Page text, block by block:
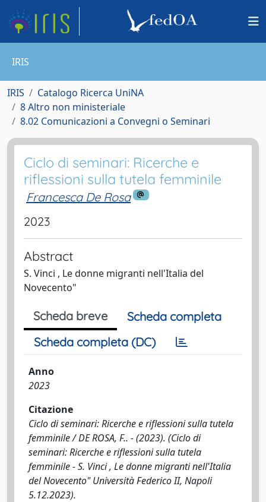
IRIS
IRIS
Catalogo Ricerca UniNA
8 Altro non ministeriale
8.02 Comunicazioni a Convegni o Seminari
Ciclo di seminari: Ricerche e
riflessioni sulla tutela femminile
Francesca De Rosa
2023
Abstract
S. Vinci , Le donne migranti nell'Italia del
Novecento"
Scheda breve
Scheda completa
Scheda completa (DC)
Anno
2023
Citazione
Ciclo di seminari: Ricerche e riflessioni sulla tutela
femminile / DE ROSA, F.. - (2023). (Ciclo di
seminari: Ricerche e riflessioni sulla tutela
femminile - S. Vinci , Le donne migranti nell'Italia
del Novecento" Università Federico II, Napoli
5.12.2023).